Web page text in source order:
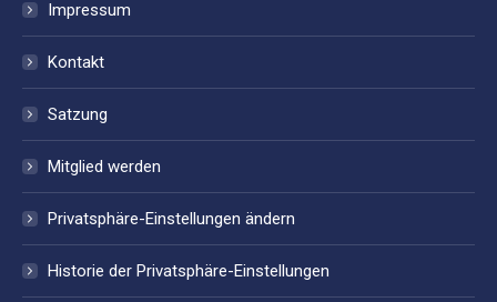
Impressum
Kontakt
Satzung
Mitglied werden
Privatsphäre-Einstellungen ändern
Historie der Privatsphäre-Einstellungen